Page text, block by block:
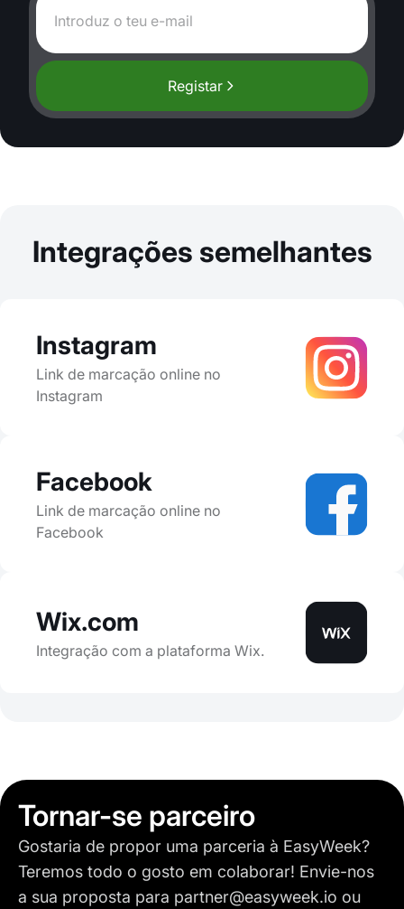
Registar
Integrações semelhantes
Instagram
Link de marcação online no
Instagram
Facebook
Link de marcação online no
Facebook
Wix.com
Integração com a plataforma Wix.
Tornar-se parceiro
Gostaria de propor uma parceria à EasyWeek?
Teremos todo o gosto em colaborar! Envie-nos
a sua proposta para partner@easyweek.io ou